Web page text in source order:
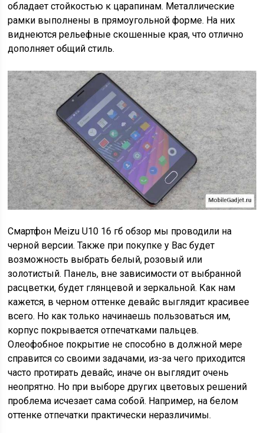
обладает стойкостью к царапинам. Металлические
рамки выполнены в прямоугольной форме. На них
виднеются рельефные скошенные края, что отлично
дополняет общий стиль.
Смартфон Meizu U10 16 гб обзор мы проводили на
черной версии. Также при покупке у Вас будет
возможность выбрать белый, розовый или
золотистый. Панель, вне зависимости от выбранной
расцветки, будет глянцевой и зеркальной. Как нам
кажется, в черном оттенке девайс выглядит красивее
всего. Но как только начинаешь пользоваться им,
корпус покрывается отпечатками пальцев.
Олеофобное покрытие не способно в должной мере
справится со своими задачами, из-за чего приходится
часто протирать девайс, иначе он выглядит очень
неопрятно. Но при выборе других цветовых решений
проблема исчезает сама собой. Например, на белом
оттенке отпечатки практически неразличимы.